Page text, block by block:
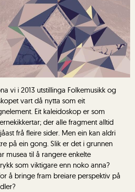
vi i 2013 utstillinga Folkemusikk og
vart då nytta som eit
Eit kaleidoskop er som
der alle fragment alltid
frå fleire sider. Men ein kan aldri
på ein gong. Slik er det i grunnen
musea til å rangere enkelte
som viktigare enn noko anna?
å bringe fram breiare perspektiv på